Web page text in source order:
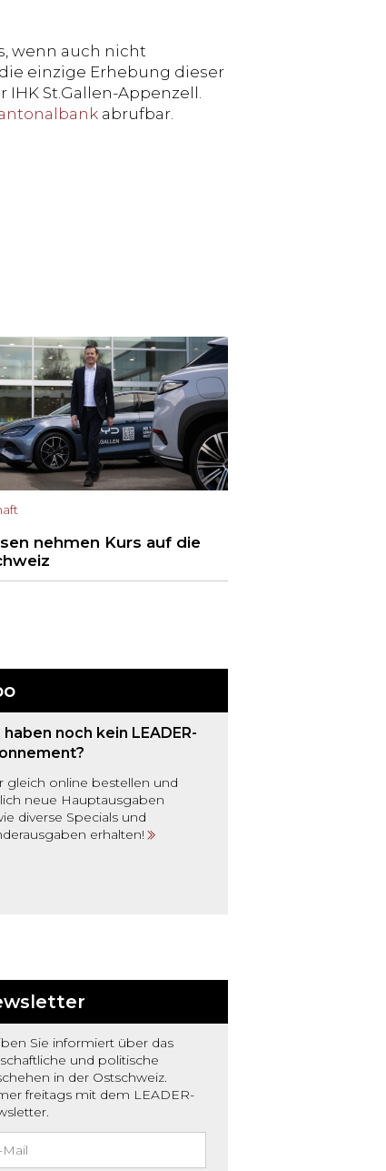
wenn auch nicht
einzige Erhebung dieser
St.Gallen-Appenzell.
abrufbar.
nehmen Kurs auf die
haben noch kein LEADER-
gleich online bestellen und
neue Hauptausgaben
diverse Specials und
erhalten!
Sie informiert über das
und politische
in der Ostschweiz.
freitags mit dem LEADER-